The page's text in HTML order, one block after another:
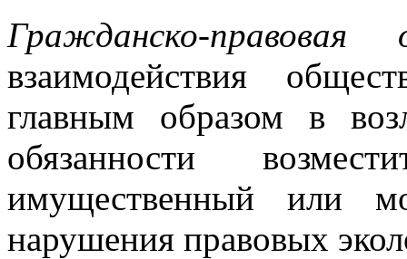
Гражданско-правовая
взаимодействия
главным образом в
обязанности
имущественный или
нарушения правовых